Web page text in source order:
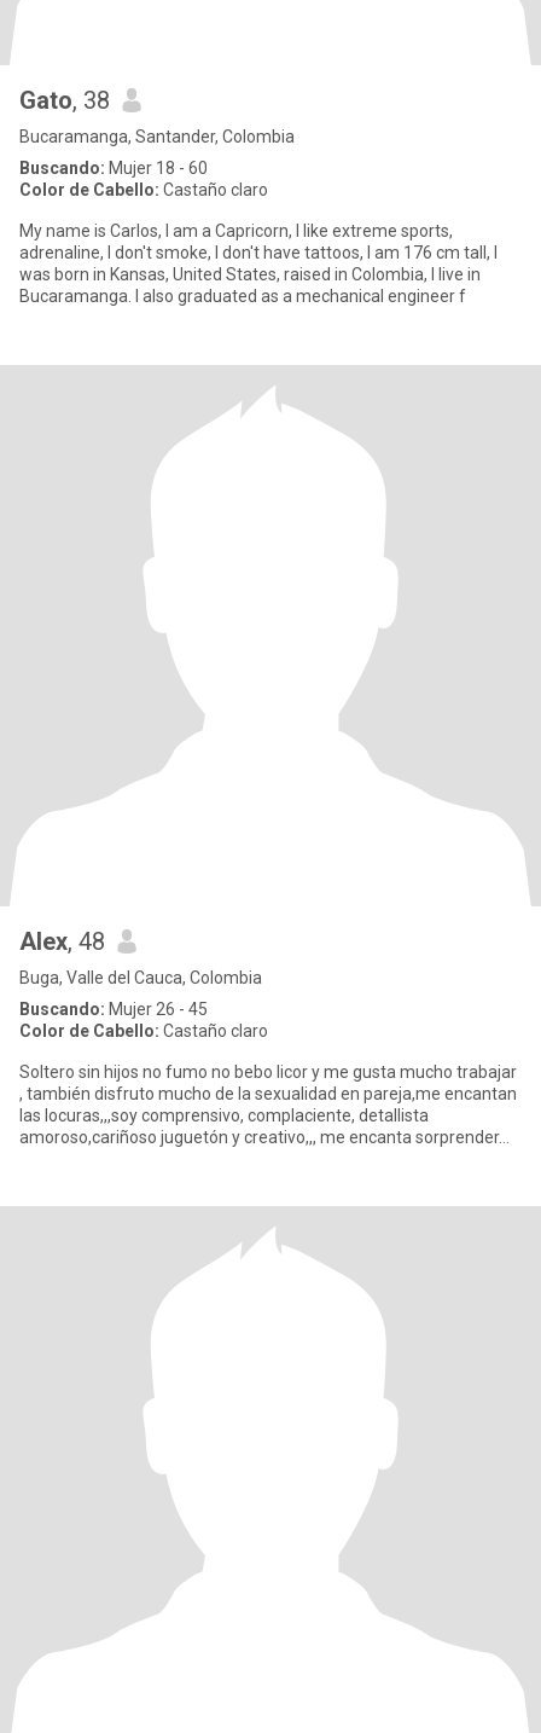
Gato, 38
Bucaramanga, Santander, Colombia
Buscando: Mujer 18 - 60
Color de Cabello: Castaño claro
My name is Carlos, I am a Capricorn, I like extreme sports,
adrenaline, I don't smoke, I don't have tattoos, I am 176 cm tall, I
was born in Kansas, United States, raised in Colombia, I live in
Bucaramanga. I also graduated as a mechanical engineer f
Alex, 48
Buga, Valle del Cauca, Colombia
Buscando: Mujer 26 - 45
Color de Cabello: Castaño claro
Soltero sin hijos no fumo no bebo licor y me gusta mucho trabajar
, también disfruto mucho de la sexualidad en pareja,me encantan
las locuras,,,soy comprensivo, complaciente, detallista
amoroso,cariñoso juguetón y creativo,,, me encanta sorprender...